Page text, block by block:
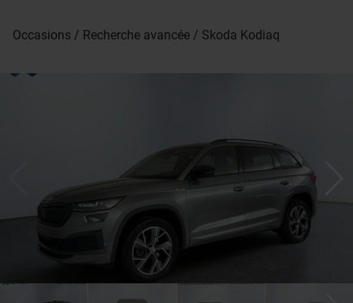
Occasions Recherche avancée Skoda Kodiaq